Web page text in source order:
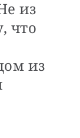
из
что
из